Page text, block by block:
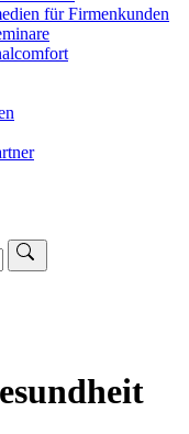
für Firmenkunden